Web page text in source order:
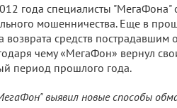
года специалисты
мошенничества. Еще в
средств пострадавшим
чему «МегаФон» вернул
период прошлого года.
выявил новые способы